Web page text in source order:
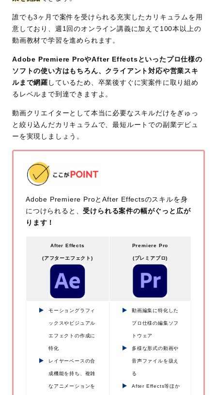
誰でも3ヶ月で案件を受けられる充実したカリキュラムを用
意しており、週1回のオンライン講義に加えて100本以上の
動画教材で学習を進められます。
Adobe Premiere ProやAfter Effectsといったプロ仕様の
ソフトの使い方はもちろん、クライアント対応や営業スキ
ルまで網羅 しているため、卒業後すぐに実案件に取り組め
るレベルまで到達できますよ。
動画クリエイターとして本当に必要なスキルだけをぎゅっ
と絞り込んだカリキュラムで、最短ルートでの副業デビュ
ーを実現しましょう。
Adobe Premiere ProとAfter Effectsのスキルを身
につけられると、受けられる案件の幅がぐっと広が
ります！
After Effects
(アフターエフェクト)
Premiere Pro
(プレミアプロ)
モーショングラフィ
ックスやビジュアル
エフェクトの作成に
特化
レイヤーベースの合
成機能を持ち、複雑
なアニメーションを
動画編集に特化した
プロ仕様の編集ソフ
トウェア
多様な形式の動画や
音声ファイルを扱え
る
After Effects等ほか